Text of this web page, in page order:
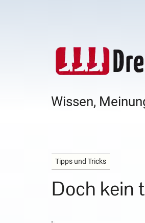
Wissen,
Tipps und Tricks
Doch kein